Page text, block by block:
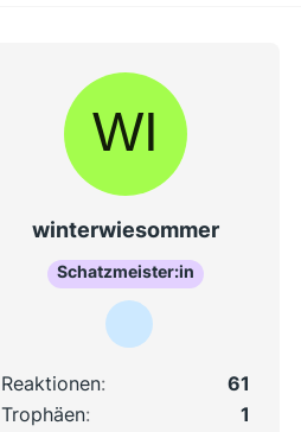
winterwiesommer
Schatzmeister:in
Reaktionen
61
Trophäen
1